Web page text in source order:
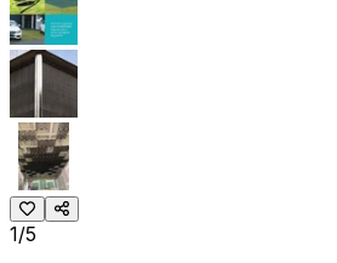
1/5